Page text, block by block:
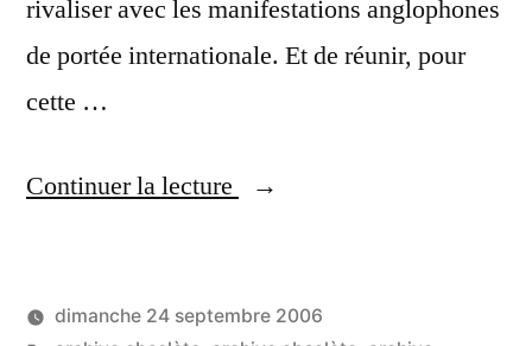
rivaliser avec les manifestations anglophones
de portée internationale. Et de réunir, pour
cette …
Continuer la lecture
« ParisWeb
stars
dimanche 24 septembre 2006